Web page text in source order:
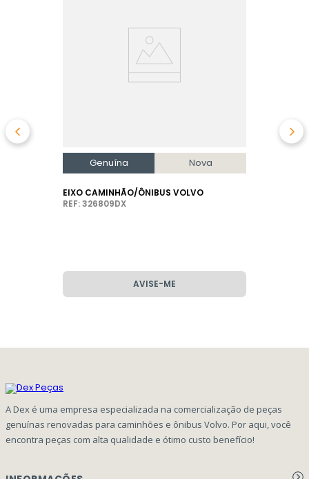
Genuína Nova
EIXO CAMINHÃO/ÔNIBUS VOLVO
REF: 326809DX
AVISE-ME
A Dex é uma empresa especializada na comercialização de peças
genuínas renovadas para caminhões e ônibus Volvo. Por aqui, você
encontra peças com alta qualidade e ótimo custo benefício!